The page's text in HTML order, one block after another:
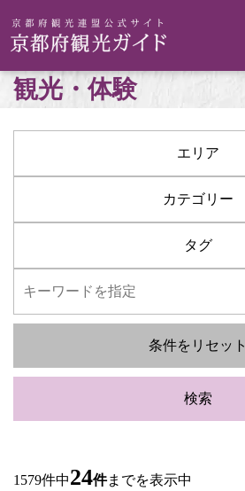
観光・体験
エリア
カテゴリー
タグ
条件をリセット
検索
1579件中24件までを表示中